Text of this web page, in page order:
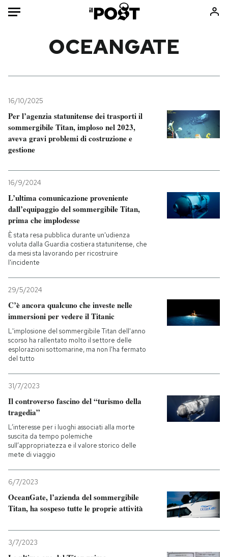
Mondo
Politica
Tecnologia
Internet
Cultura
Economia
Sport
Consumismi
Storie/Idee
Ok Boomer!
Europa
Mondiali calcio 2026
PODCAST
I MIEI PREFERITI
SHOP
CALENDARIO
AREA PERSONALE
Entra
OCEANGATE
16/10/2025
Per l’agenzia statunitense dei trasporti il
sommergibile Titan, imploso nel 2023,
aveva gravi problemi di costruzione e
gestione
16/9/2024
L’ultima comunicazione proveniente
dall’equipaggio del sommergibile Titan,
prima che implodesse
È stata resa pubblica durante un'udienza
voluta dalla Guardia costiera statunitense, che
da mesi sta lavorando per ricostruire
l'incidente
29/5/2024
C’è ancora qualcuno che investe nelle
immersioni per vedere il Titanic
L'implosione del sommergibile Titan dell'anno
scorso ha rallentato molto il settore delle
esplorazioni sottomarine, ma non l'ha fermato
del tutto
31/7/2023
Il controverso fascino del “turismo della
tragedia”
L’interesse per i luoghi associati alla morte
suscita da tempo polemiche
sull’appropriatezza e il valore storico delle
mete di viaggio
6/7/2023
OceanGate, l’azienda del sommergibile
Titan, ha sospeso tutte le proprie attività
3/7/2023